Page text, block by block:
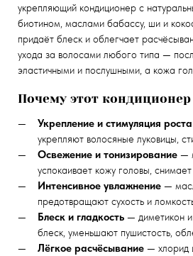
укрепляющий кондиционер с
биотином, маслами бабассу, ши и
придаёт блеск и облегчает
ухода за волосами любого типа —
эластичными и послушными, а кожа
Почему этот
Укрепление и стимуляция роста
укрепляют волосяные луковицы,
Освежение и тонизирование—
успокаивает кожу головы,
Интенсивное увлажнение—
предотвращают сухость и
Блеск и гладкость— диметикон и
блеск, уменьшают пушистость,
Лёгкое расчёсывание— хлорид